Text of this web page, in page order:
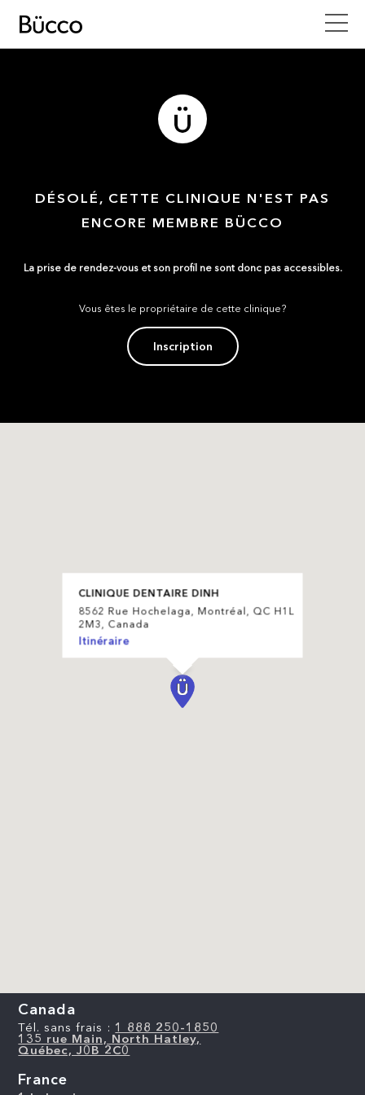
DÉSOLÉ, CETTE CLINIQUE N'EST PAS
ENCORE MEMBRE BÜCCO
La prise de rendez-vous et son profil ne sont donc pas accessibles.
Vous êtes le propriétaire de cette clinique?
Inscription
CLINIQUE DENTAIRE DINH
8562 Rue Hochelaga, Montréal, QC H1L
2M3, Canada
Itinéraire
Canada
Tél. sans frais : 1 888 250-1850
135 rue Main, North Hatley,
Québec, J0B 2C0
France